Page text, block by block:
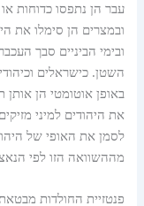
עבר הן נתפסו כדוחות או
ובמצרים הן סימלו את
ובימי הביניים סבך
השטן. כישראלים
באופן אוטומטי הן
את היהודים למיני
לסמן את האופי של
מההשוואה הזו לפי
פנטזיית החולדות